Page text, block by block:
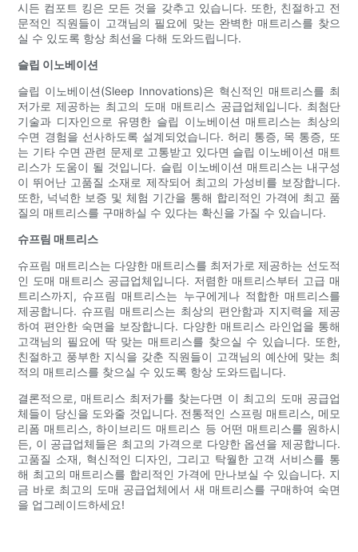
시든 컴포트 킹은 모든 것을 갖추고 있습니다. 또한, 친절하고 전
문적인 직원들이 고객님의 필요에 맞는 완벽한 매트리스를 찾으
실 수 있도록 항상 최선을 다해 도와드립니다.
슬립 이노베이션
슬립 이노베이션(Sleep Innovations)은 혁신적인 매트리스를 최
저가로 제공하는 최고의 도매 매트리스 공급업체입니다. 최첨단
기술과 디자인으로 유명한 슬립 이노베이션 매트리스는 최상의
수면 경험을 선사하도록 설계되었습니다. 허리 통증, 목 통증, 또
는 기타 수면 관련 문제로 고통받고 있다면 슬립 이노베이션 매트
리스가 도움이 될 것입니다. 슬립 이노베이션 매트리스는 내구성
이 뛰어난 고품질 소재로 제작되어 최고의 가성비를 보장합니다.
또한, 넉넉한 보증 및 체험 기간을 통해 합리적인 가격에 최고 품
질의 매트리스를 구매하실 수 있다는 확신을 가질 수 있습니다.
슈프림 매트리스
슈프림 매트리스는 다양한 매트리스를 최저가로 제공하는 선도적
인 도매 매트리스 공급업체입니다. 저렴한 매트리스부터 고급 매
트리스까지, 슈프림 매트리스는 누구에게나 적합한 매트리스를
제공합니다. 슈프림 매트리스는 최상의 편안함과 지지력을 제공
하여 편안한 숙면을 보장합니다. 다양한 매트리스 라인업을 통해
고객님의 필요에 딱 맞는 매트리스를 찾으실 수 있습니다. 또한,
친절하고 풍부한 지식을 갖춘 직원들이 고객님의 예산에 맞는 최
적의 매트리스를 찾으실 수 있도록 항상 도와드립니다.
결론적으로, 매트리스 최저가를 찾는다면 이 최고의 도매 공급업
체들이 당신을 도와줄 것입니다. 전통적인 스프링 매트리스, 메모
리폼 매트리스, 하이브리드 매트리스 등 어떤 매트리스를 원하시
든, 이 공급업체들은 최고의 가격으로 다양한 옵션을 제공합니다.
고품질 소재, 혁신적인 디자인, 그리고 탁월한 고객 서비스를 통
해 최고의 매트리스를 합리적인 가격에 만나보실 수 있습니다. 지
금 바로 최고의 도매 공급업체에서 새 매트리스를 구매하여 숙면
을 업그레이드하세요!